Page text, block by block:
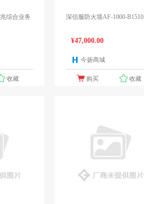
综合业务
收藏
深信服防火墙AF-1000-B1510
¥47,000.00
今扬商城
购买 收藏